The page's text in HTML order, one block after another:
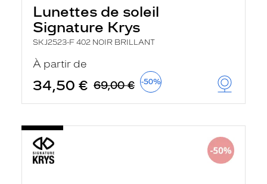
Lunettes de soleil
Signature Krys
SKJ2523-F 402 NOIR BRILLANT
À partir de
34,50 € 69,00 € -50%